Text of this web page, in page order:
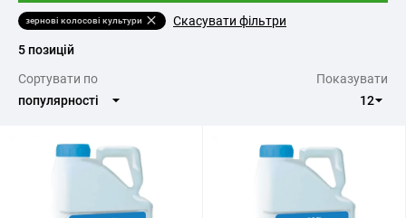
зернові колосові культури Скасувати фільтри
5 позицій
Cортувати по
Показувати